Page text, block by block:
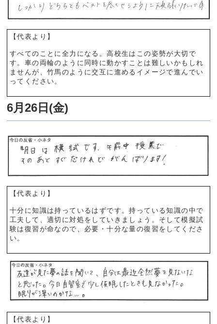
【代表より】
すべてのことに全力になる。高校生はこの姿勢が大切で
す。車の両輪のように同時に動かすことは難しいかもしれ
ませんが、竹馬のように交互に進めるイメージで進んでい
ってください。
6月26日(金)
【代表より】
十分に知識は持っているはずです。持っている知識の中で
工夫して、適切に対処をしていきましょう。そして模擬試
験は復習が命なので、必要・十分な量の復習をしてくださ
い。
【代表より】